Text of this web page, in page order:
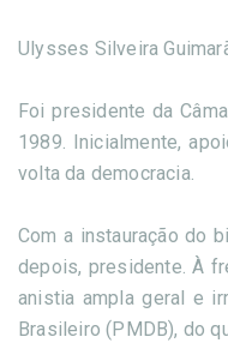
Ulysses Silveira
Foi presidente da
1989. Inicialmente,
volta da democracia.
Com a instauração do
depois, presidente. À
anistia ampla geral e
Brasileiro (PMDB), do